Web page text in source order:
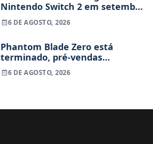
Nintendo Switch 2 em setembro
e vai custar o preço de um jogo
novo
6 DE AGOSTO, 2026
Phantom Blade Zero está
terminado, pré-vendas
começam na próxima semana
6 DE AGOSTO, 2026